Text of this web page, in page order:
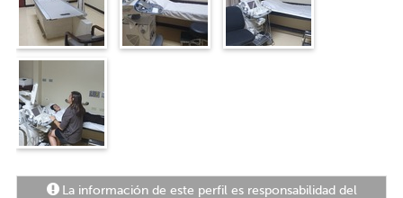
La información de este perfil es responsabilidad del